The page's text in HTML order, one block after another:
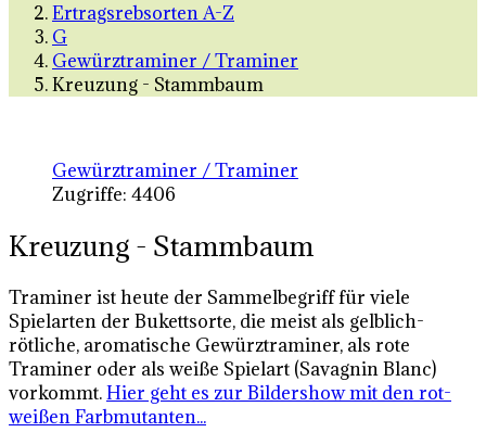
Ertragsrebsorten A-Z
G
Gewürztraminer / Traminer
Kreuzung - Stammbaum
Gewürztraminer / Traminer
Zugriffe: 4406
Kreuzung - Stammbaum
Traminer ist heute der Sammelbegriff für viele
Spielarten der Bukettsorte, die meist als gelblich-
rötliche, aromatische Gewürztraminer, als rote
Traminer oder als weiße Spielart (Savagnin Blanc)
vorkommt.Hier geht es zur Bildershow mit den rot-
weißen Farbmutanten...